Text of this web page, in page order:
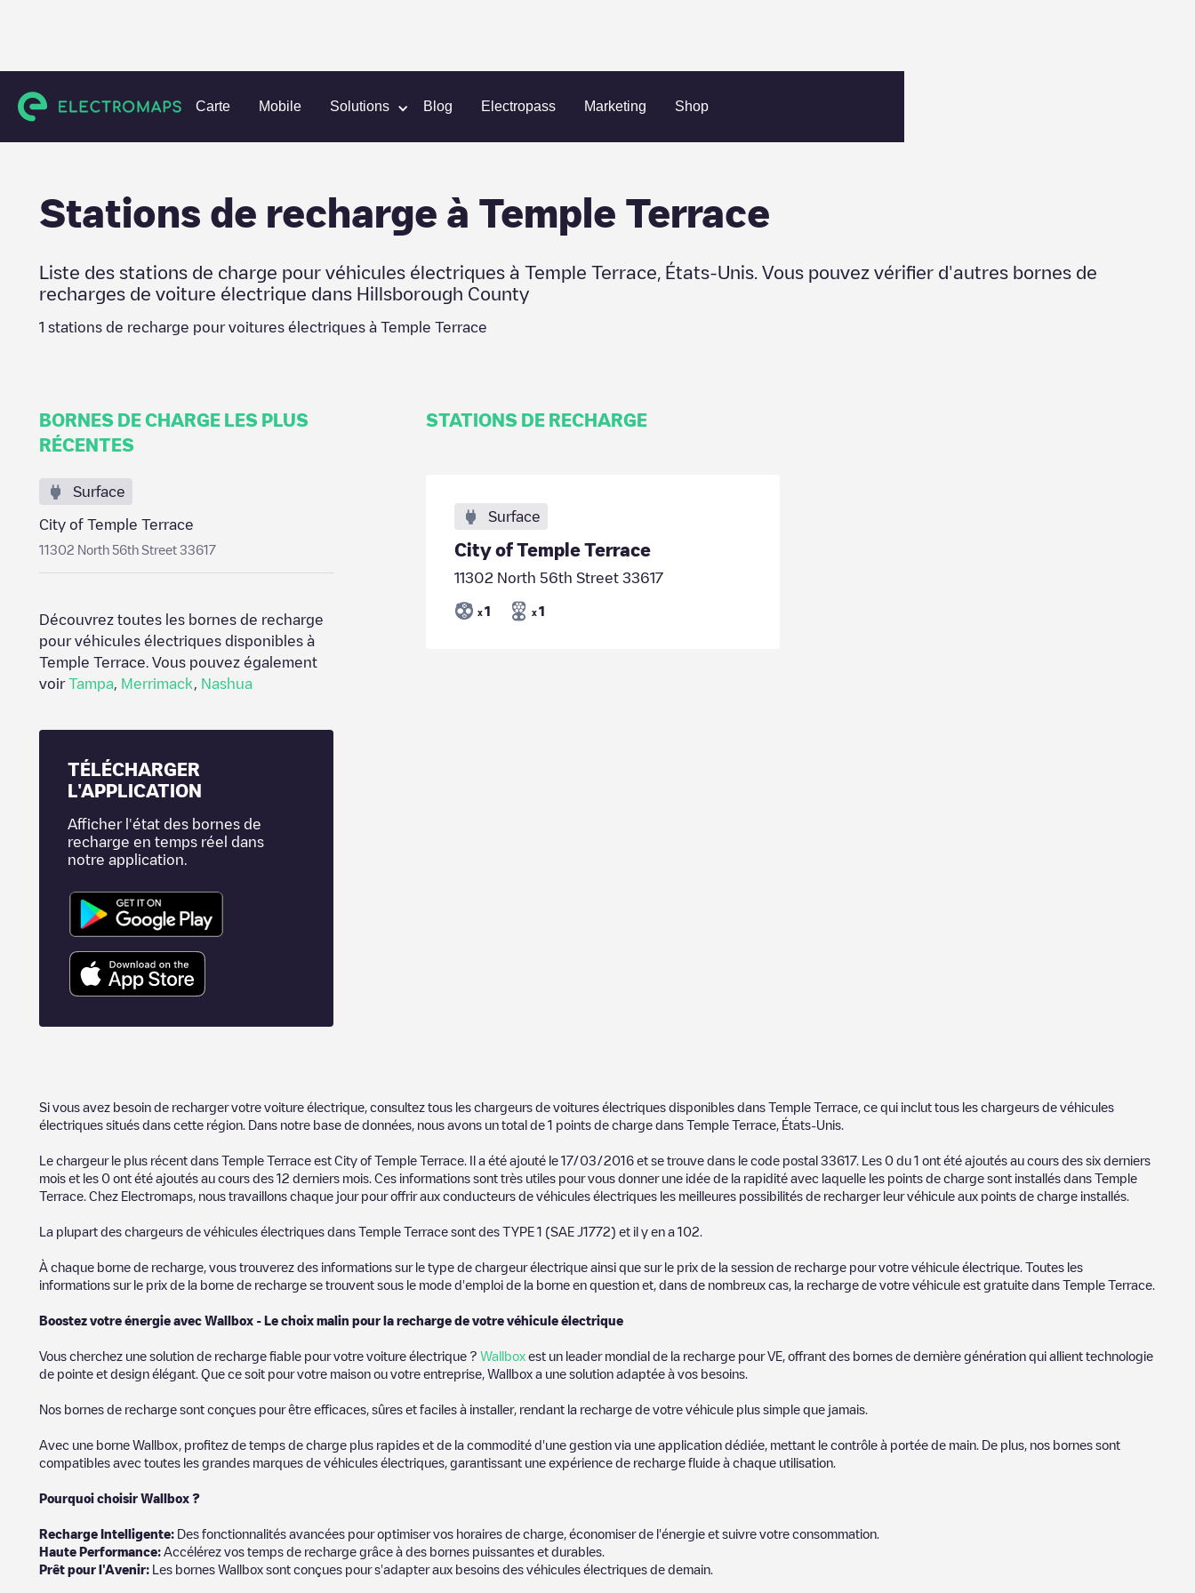
Carte Mobile Solutions Blog Electropass Marketing Shop
Charging stations États-Unis Hillsborough County Temple Terrace
Stations de recharge à Temple Terrace
Liste des stations de charge pour véhicules électriques à Temple Terrace États-Unis . Vous pouvez vérifier d'autres bornes de
recharges de voiture électrique dans Hillsborough County
1 stations de recharge pour voitures électriques à Temple Terrace
BORNES DE CHARGE LES PLUS
RÉCENTES
Surface
City of Temple Terrace
11302 North 56th Street 33617
Découvrez toutes les bornes de recharge
pour véhicules électriques disponibles à
Temple Terrace . Vous pouvez également
voirTampa Merrimack Nashua
TÉLÉCHARGER
L'APPLICATION
Afficher l'état des bornes de
recharge en temps réel dans
notre application.
STATIONS DE RECHARGE
Surface
City of Temple Terrace
11302 North 56th Street 33617
x 1 x 1
Si vous avez besoin de recharger votre voiture électrique, consultez tous les chargeurs de voitures électriques disponibles dans Temple Terrace , ce qui inclut tous les chargeurs de véhicules
électriques situés dans cette région. Dans notre base de données, nous avons un total de 1 points de charge dans Temple Terrace États-Unis
Le chargeur le plus récent dans Temple Terrace est City of Temple Terrace . Il a été ajouté le 17/03/2016 et se trouve dans le code postal 33617. Les 0 du 1 ont été ajoutés au cours des six derniers
mois et les 0 ont été ajoutés au cours des 12 derniers mois. Ces informations sont très utiles pour vous donner une idée de la rapidité avec laquelle les points de charge sont installés dans Temple
Terrace . Chez Electromaps, nous travaillons chaque jour pour offrir aux conducteurs de véhicules électriques les meilleures possibilités de recharger leur véhicule aux points de charge installés.
La plupart des chargeurs de véhicules électriques dans Temple Terrace sont des TYPE 1 (SAE J1772) et il y en a 102
À chaque borne de recharge, vous trouverez des informations sur le type de chargeur électrique ainsi que sur le prix de la session de recharge pour votre véhicule électrique. Toutes les
informations sur le prix de la borne de recharge se trouvent sous le mode d'emploi de la borne en question et, dans de nombreux cas, la recharge de votre véhicule est gratuite dans Temple Terrace
Boostez votre énergie avec Wallbox - Le choix malin pour la recharge de votre véhicule électrique
Vous cherchez une solution de recharge fiable pour votre voiture électrique ? Wallbox est un leader mondial de la recharge pour VE, offrant des bornes de dernière génération qui allient technologie
de pointe et design élégant. Que ce soit pour votre maison ou votre entreprise, Wallbox a une solution adaptée à vos besoins.
Nos bornes de recharge sont conçues pour être efficaces, sûres et faciles à installer, rendant la recharge de votre véhicule plus simple que jamais.
Avec une borne Wallbox, profitez de temps de charge plus rapides et de la commodité d'une gestion via une application dédiée, mettant le contrôle à portée de main. De plus, nos bornes sont
compatibles avec toutes les grandes marques de véhicules électriques, garantissant une expérience de recharge fluide à chaque utilisation.
Pourquoi choisir Wallbox ?
Recharge Intelligente: Des fonctionnalités avancées pour optimiser vos horaires de charge, économiser de l'énergie et suivre votre consommation.
Haute Performance: Accélérez vos temps de recharge grâce à des bornes puissantes et durables.
Prêt pour l'Avenir: Les bornes Wallbox sont conçues pour s'adapter aux besoins des véhicules électriques de demain.